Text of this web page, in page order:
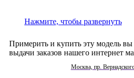
Нажмите, чтобы развернуть
Примерить и купить эту модель
выдачи заказов нашего интернет
Москва, пр.